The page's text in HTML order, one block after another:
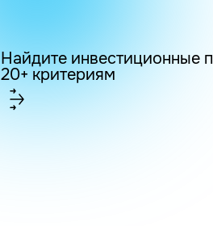
Найдите инвестиционные
20+ критериям